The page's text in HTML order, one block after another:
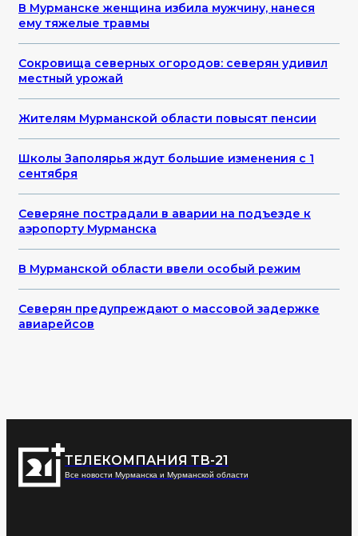
В Мурманске женщина избила мужчину, нанеся
ему тяжелые травмы
Сокровища северных огородов: северян удивил
местный урожай
Жителям Мурманской области повысят пенсии
Школы Заполярья ждут большие изменения с 1
сентября
Северяне пострадали в аварии на подъезде к
аэропорту Мурманска
В Мурманской области ввели особый режим
Северян предупреждают о массовой задержке
авиарейсов
ТЕЛЕКОМПАНИЯ ТВ-21
Все новости Мурманска и Мурманской области